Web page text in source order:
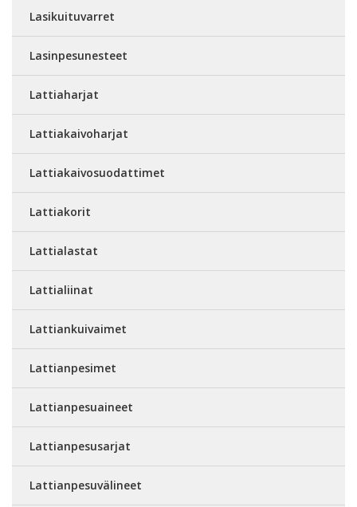
Lasikuituvarret
Lasinpesunesteet
Lattiaharjat
Lattiakaivoharjat
Lattiakaivosuodattimet
Lattiakorit
Lattialastat
Lattialiinat
Lattiankuivaimet
Lattianpesimet
Lattianpesuaineet
Lattianpesusarjat
Lattianpesuvälineet